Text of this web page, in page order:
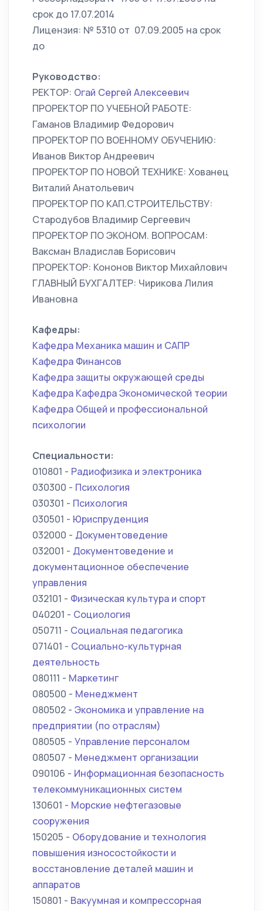
срок до 17.07.2014
Лицензия: № 5310 от 07.09.2005 на срок
до
Руководство:
РЕКТОР: Огай Сергей Алексеевич
ПРОРЕКТОР ПО УЧЕБНОЙ РАБОТЕ:
Гаманов Владимир Федорович
ПРОРЕКТОР ПО ВОЕННОМУ ОБУЧЕНИЮ:
Иванов Виктор Андреевич
ПРОРЕКТОР ПО НОВОЙ ТЕХНИКЕ: Хованец
Виталий Анатольевич
ПРОРЕКТОР ПО КАП.СТРОИТЕЛЬСТВУ:
Стародубов Владимир Сергеевич
ПРОРЕКТОР ПО ЭКОНОМ. ВОПРОСАМ:
Ваксман Владислав Борисович
ПРОРЕКТОР: Кононов Виктор Михайлович
ГЛАВНЫЙ БУХГАЛТЕР: Чирикова Лилия
Ивановна
Кафедры:
Кафедра Механика машин и САПР
Кафедра Финансов
Кафедра защиты окружающей среды
Кафедра Кафедра Экономической теории
Кафедра Общей и профессиональной
психологии
Специальности:
010801 - Радиофизика и электроника
030300 - Психология
030301 - Психология
030501 - Юриспруденция
032000 - Документоведение
032001 - Документоведение и
документационное обеспечение
управления
032101 - Физическая культура и спорт
040201 - Социология
050711 - Социальная педагогика
071401 - Социально-культурная
деятельность
080111 - Маркетинг
080500 - Менеджмент
080502 - Экономика и управление на
предприятии (по отраслям)
080505 - Управление персоналом
080507 - Менеджмент организации
090106 - Информационная безопасность
телекоммуникационных систем
130601 - Морские нефтегазовые
сооружения
150205 - Оборудование и технология
повышения износостойкости и
восстановление деталей машин и
аппаратов
150801 - Вакуумная и компрессорная